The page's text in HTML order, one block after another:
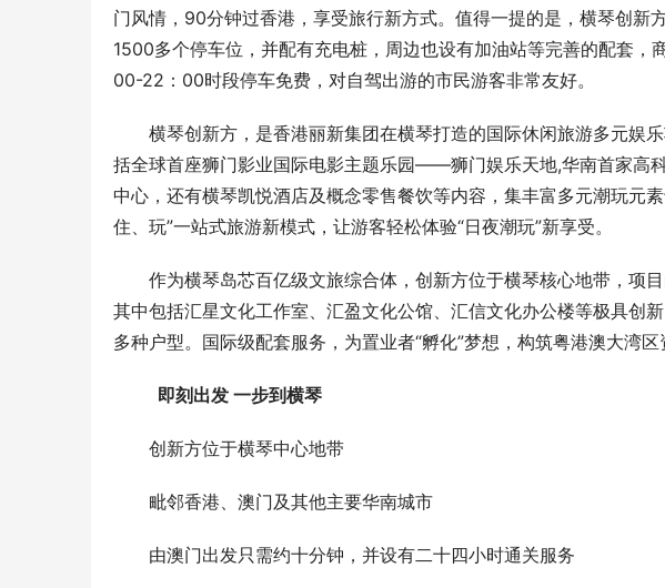
门风情，90分钟过香港，享受旅行新方式。值得一提的是，横琴创新
1500多个停车位，并配有充电桩，周边也设有加油站等完善的配套，
00-22：00时段停车免费，对自驾出游的市民游客非常友好。
横琴创新方，是香港丽新集团在横琴打造的国际休闲旅游多元娱
括全球首座狮门影业国际电影主题乐园——狮门娱乐天地,华南首家
中心，还有横琴凯悦酒店及概念零售餐饮等内容，集丰富多元潮玩元
住、玩”一站式旅游新模式，让游客轻松体验“日夜潮玩”新享受。
作为横琴岛芯百亿级文旅综合体，创新方位于横琴核心地带，项
其中包括汇星文化工作室、汇盈文化公馆、汇信文化办公楼等极具创
多种户型。国际级配套服务，为置业者“孵化”梦想，构筑粤港澳大湾区
即刻出发 一步到横琴
创新方位于横琴中心地带
毗邻香港、澳门及其他主要华南城市
由澳门出发只需约十分钟，并设有二十四小时通关服务